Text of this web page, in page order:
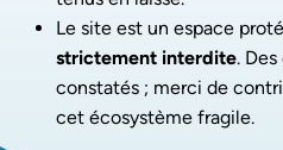
Le site est un espace
strictement interdite.
constatés ; merci de
cet écosystème fragile.